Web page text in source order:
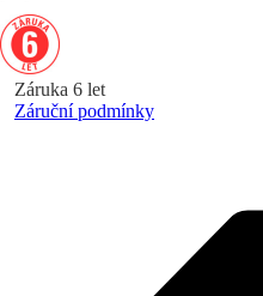
Záruka 6 let
Záruční podmínky